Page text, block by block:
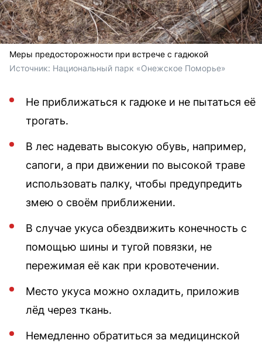
Меры предосторожности при встрече с гадюкой
Источник: Национальный парк «Онежское Поморье»
Не приближаться к гадюке и не пытаться её
трогать.
В лес надевать высокую обувь, например,
сапоги, а при движении по высокой траве
использовать палку, чтобы предупредить
змею о своём приближении.
В случае укуса обездвижить конечность с
помощью шины и тугой повязки, не
пережимая её как при кровотечении.
Место укуса можно охладить, приложив
лёд через ткань.
Немедленно обратиться за медицинской